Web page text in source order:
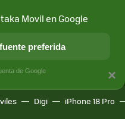
APLICACIONES
Digi iPhone 18 Pro
×
Movil en Google
preferida
de Google